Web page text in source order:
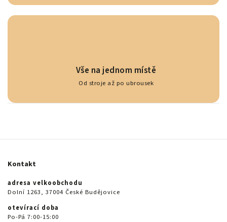
Vše na jednom místě
Od stroje až po ubrousek
Kontakt
adresa velkoobchodu
Dolní 1263, 37004 České Budějovice
otevírací doba
Po-Pá 7:00-15:00